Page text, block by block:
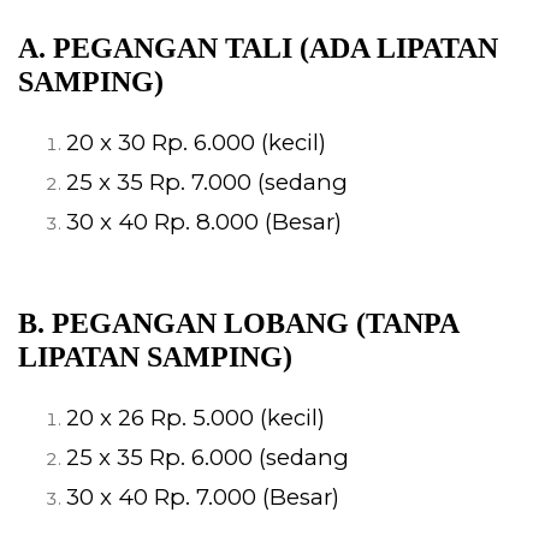
A. PEGANGAN TALI (ADA LIPATAN
SAMPING)
20 x 30 Rp. 6.000 (kecil)
25 x 35 Rp. 7.000 (sedang
30 x 40 Rp. 8.000 (Besar)
B. PEGANGAN LOBANG (TANPA
LIPATAN SAMPING)
20 x 26 Rp. 5.000 (kecil)
25 x 35 Rp. 6.000 (sedang
30 x 40 Rp. 7.000 (Besar)